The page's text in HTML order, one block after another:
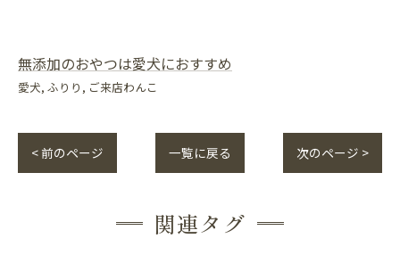
無添加のおやつは愛犬におすすめ
愛犬 ふりり ご来店わんこ
< 前のページ 一覧に戻る 次のページ >
関連タグ